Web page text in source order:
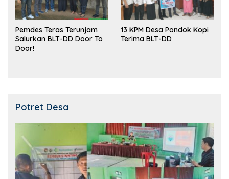
Pemdes Teras Terunjam
Salurkan BLT-DD Door To
Door!
13 KPM Desa Pondok Kopi
Terima BLT-DD
Potret Desa